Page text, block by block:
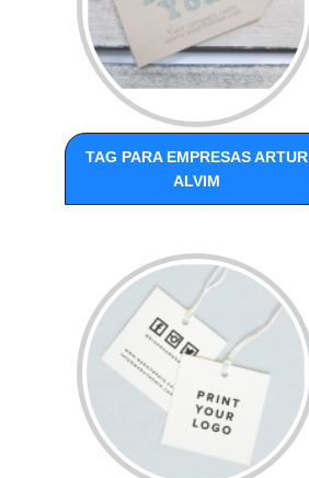
TAG PARA EMPRESAS ARTUR
ALVIM